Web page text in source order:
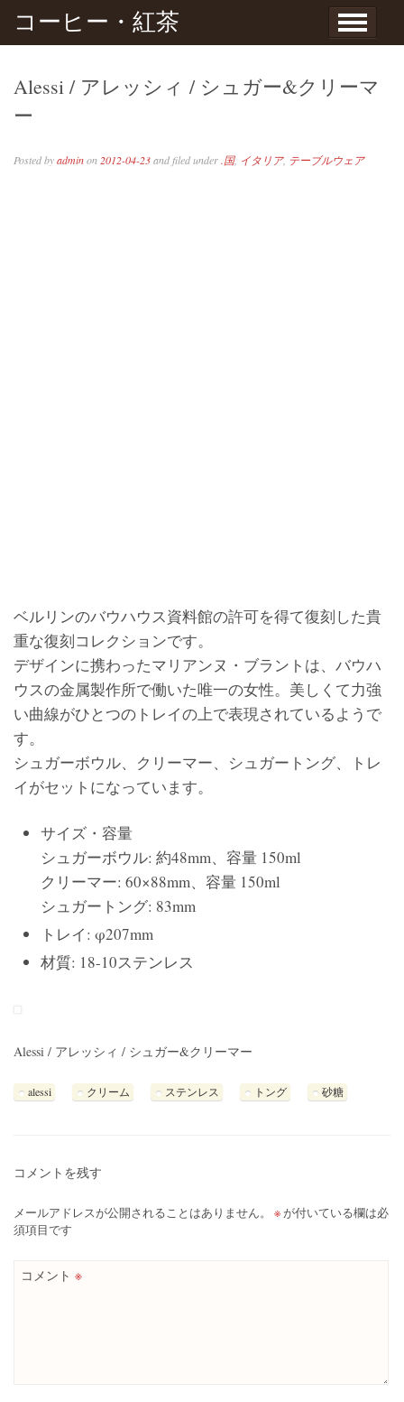
コーヒー・紅茶
Alessi / アレッシィ / シュガー&クリーマ
ー
Posted byadminon 2012-04-23and filed under.国, イタリア, テーブルウェア
ベルリンのバウハウス資料館の許可を得て復刻した貴
重な復刻コレクションです。
デザインに携わったマリアンヌ・ブラントは、バウハ
ウスの金属製作所で働いた唯一の女性。美しくて力強
い曲線がひとつのトレイの上で表現されているようで
す。
シュガーボウル、クリーマー、シュガートング、トレ
イがセットになっています。
サイズ・容量
シュガーボウル: 約48mm、容量 150ml
クリーマー: 60×88mm、容量 150ml
シュガートング: 83mm
トレイ: φ207mm
材質: 18-10ステンレス
Alessi / アレッシィ / シュガー&クリーマー
alessi クリーム ステンレス トング 砂糖
コメントを残す
メールアドレスが公開されることはありません。 ※ が付いている欄は必
須項目です
コメント ※